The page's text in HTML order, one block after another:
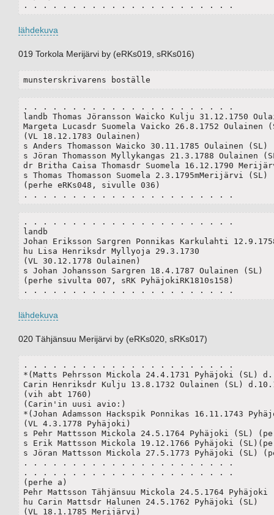
. . . . . . . . . . . . . . . . . . . . . .
lähdekuva
019 Torkola Merijärvi by (eRKs019, sRKs016)
munsterskrivarens boställe
. . . . . . . . . . . . . . . . . . . . . .
landb Thomas Jöransson Waicko Kulju 31.12.1750
Margeta Lucasdr Suomela Vaicko 26.8.1752 Oulainen
(VL 18.12.1783 Oulainen)
s Anders Thomasson Waicko 30.11.1785 Oulainen (SL)
s Jöran Thomasson Myllykangas 21.3.1788 Oulainen
dr Britha Caisa Thomasdr Suomela 16.12.1790
s Thomas Thomasson Suomela 2.3.1795mMerijärvi (SL)
(perhe eRKs048, sivulle 036)
. . . . . . . . . . . . . . . . . . . . . .
. . . . . . . . . . . . . . . . . . . . . .
landb
Johan Eriksson Sargren Ponnikas Karkulahti
hu Lisa Henriksdr Myllyoja 29.3.1730
(VL 30.12.1778 Oulainen)
s Johan Johansson Sargren 18.4.1787 Oulainen (SL)
(perhe sivulta 007, sRK PyhäjokiRK1810s158)
. . . . . . . . . . . . . . . . . . . . . .
lähdekuva
020 Tähjänsuu Merijärvi by (eRKs020, sRKs017)
. . . . . . . . . . . . . . . . . . . . . .
*(Matts Pehrsson Mickola 24.4.1731 Pyhäjoki (SL)
Carin Henriksdr Kulju 13.8.1732 Oulainen (SL)
(vih abt 1760)
(Carin'in uusi avio:)
*(Johan Adamsson Hackspik Ponnikas 16.11.1743
(VL 4.3.1778 Pyhäjoki)
s Pehr Mattsson Mickola 24.5.1764 Pyhäjoki (SL)
s Erik Mattsson Mickola 19.12.1766 Pyhäjoki
s Jöran Mattsson Mickola 27.5.1773 Pyhäjoki (SL)
. . . . . . . . . . . . . . . . . . . . . .
. . . . . . . . . . . . . . . . . . . . . .
(perhe a)
Pehr Mattsson Tähjänsuu Mickola 24.5.1764 Pyhäjoki
hu Carin Mattsdr Halunen 24.5.1762 Pyhäjoki (SL)
(VL 18.1.1785 Merijärvi)